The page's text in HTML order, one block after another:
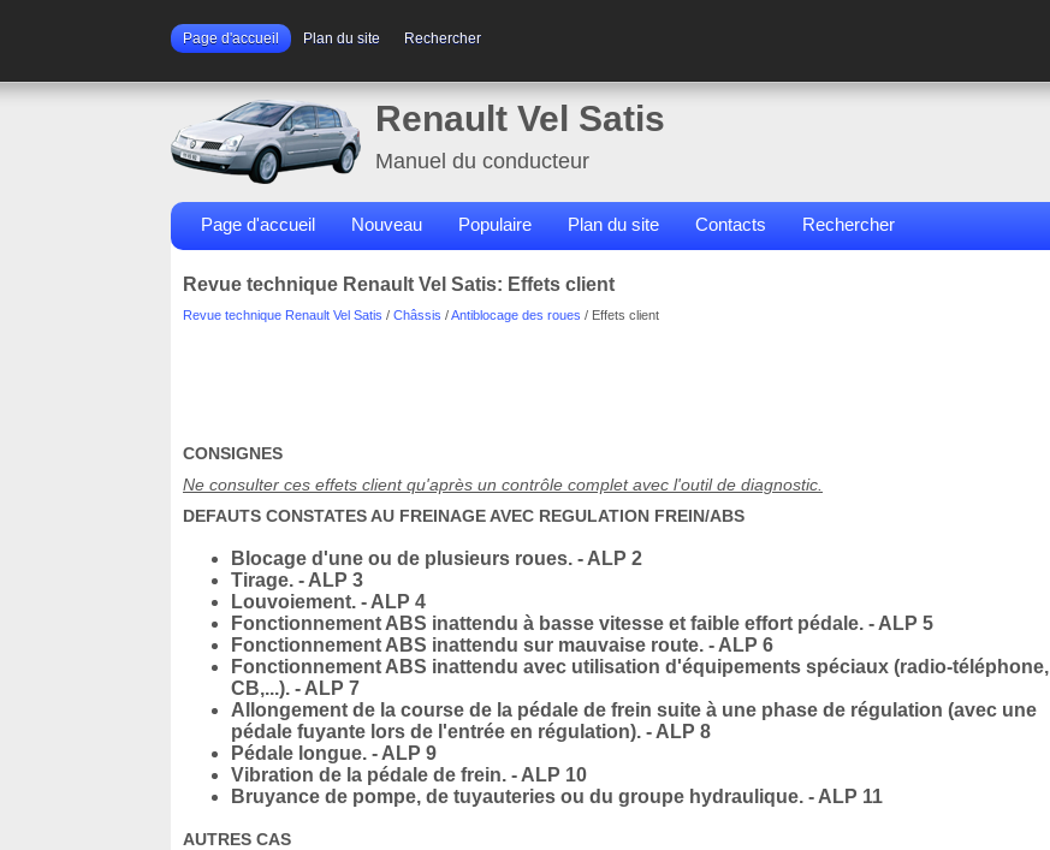
Page d'accueil Plan du site Rechercher
Renault Vel Satis
Manuel du conducteur
Page d'accueil Nouveau Populaire Plan du site Contacts Rechercher
Revue technique Renault Vel Satis: Effets client
Revue technique Renault Vel Satis / Châssis /Antiblocage des roues / Effets client
CONSIGNES
Ne consulter ces effets client qu'après un contrôle complet avec l'outil de diagnostic.
DEFAUTS CONSTATES AU FREINAGE AVEC REGULATION FREIN/ABS
Blocage d'une ou de plusieurs roues. - ALP 2
Tirage. - ALP 3
Louvoiement. - ALP 4
Fonctionnement ABS inattendu à basse vitesse et faible effort pédale. - ALP 5
Fonctionnement ABS inattendu sur mauvaise route. - ALP 6
Fonctionnement ABS inattendu avec utilisation d'équipements spéciaux (radio-téléphone,
CB,...). - ALP 7
Allongement de la course de la pédale de frein suite à une phase de régulation (avec une
pédale fuyante lors de l'entrée en régulation). - ALP 8
Pédale longue. - ALP 9
Vibration de la pédale de frein. - ALP 10
Bruyance de pompe, de tuyauteries ou du groupe hydraulique. - ALP 11
AUTRES CAS